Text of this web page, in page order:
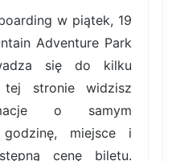
w piątek, 19
Adventure Park
się do kilku
stronie widzisz
o samym
miejsce i
cenę biletu.